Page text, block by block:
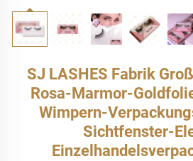
SJ LASHES Fabrik
Rosa-Marmor-
Wimpern-
Sichtfenster-